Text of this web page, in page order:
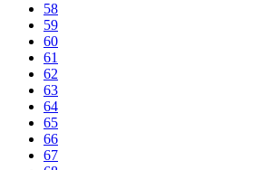
58
59
60
61
62
63
64
65
66
67